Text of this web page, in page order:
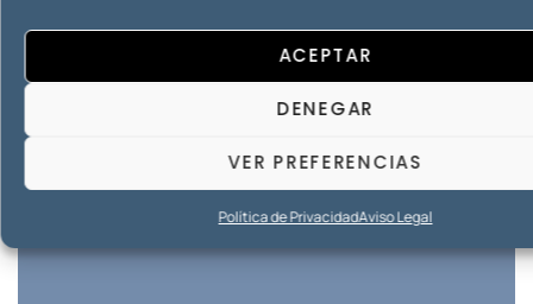
ACEPTAR
DENEGAR
VER PREFERENCIAS
Política de PrivacidadAviso Legal